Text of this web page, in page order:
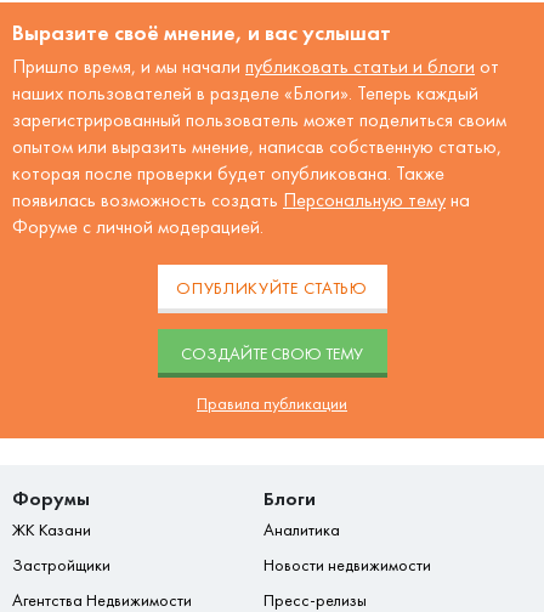
Выразите своё мнение, и вас услышат
Пришло время, и мы начали публиковать статьи и блоги от
наших пользователей в разделе «Блоги». Теперь каждый
зарегистрированный пользователь может поделиться своим
опытом или выразить мнение, написав собственную статью,
которая после проверки будет опубликована. Также
появилась возможность создать Персональную тему на
Форуме с личной модерацией.
ОПУБЛИКУЙТЕ СТАТЬЮ
CОЗДАЙТЕ СВОЮ ТЕМУ
Правила публикации
Форумы
ЖК Казани
Застройщики
Агентства Недвижимости
Блоги
Аналитика
Новости недвижимости
Пресс-релизы